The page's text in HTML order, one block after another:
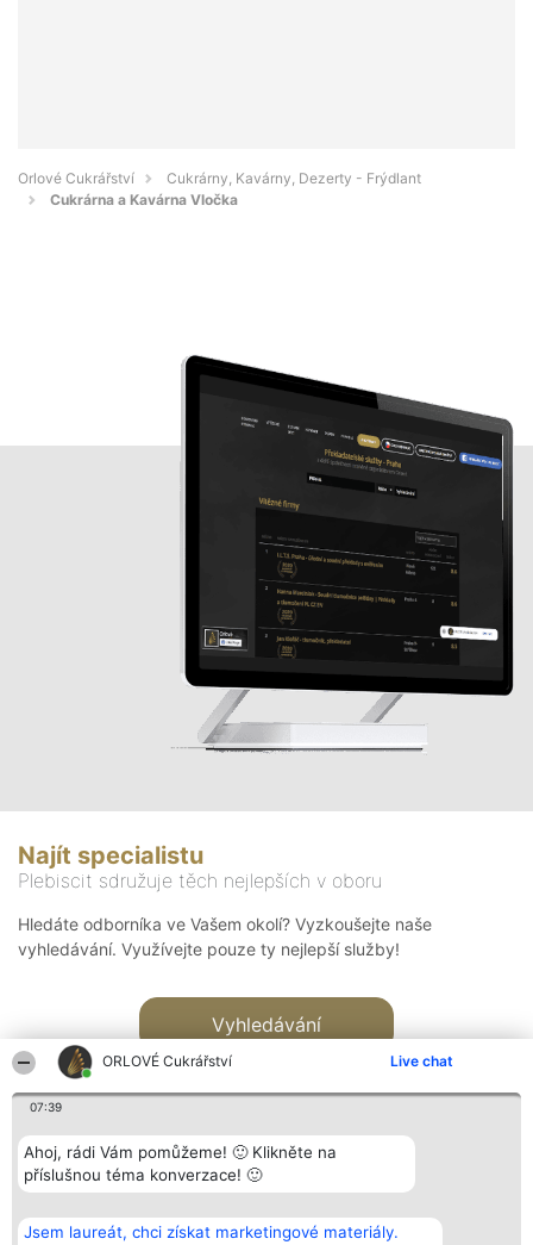
ORLOVÉ Cukrářství Live chat
07:39
Ahoj, rádi Vám pomůžeme! 🙂 Klikněte na
příslušnou téma konverzace! 🙂
Jsem laureát, chci získat marketingové materiály.
Orlové Cukrářství
Cukrárny, Kavárny, Dezerty - Frýdlant
Cukrárna a Kavárna Vločka
Najít specialistu
Plebiscit sdružuje těch nejlepších v oboru
Hledáte odborníka ve Vašem okolí? Vyzkoušejte naše
vyhledávání. Využívejte pouze ty nejlepší služby!
Vyhledávání
Bright Side Solutions sp. z o.
o. sp. k.
Vítězové
Seznam všech
Kontakt